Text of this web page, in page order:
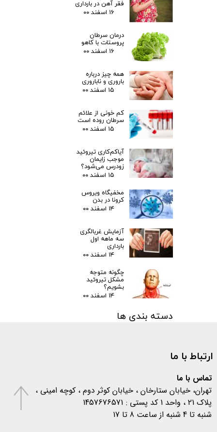
فقر آهن در بارداری
۱۶ اسفند ۰۰
درمان سرطان
پروستات با کاهو
۱۶ اسفند ۰۰
همه چیز درباره
باروری و ناباروری
۱۵ اسفند ۰۰
کم خونی از علائم
سرطان روده است
۱۵ اسفند ۰۰
آیاکم‌کاری تیروئید
موجب زایمان
زودرس می‌شود؟
۱۵ اسفند ۰۰
مخفیگاه ویروس
کرونا در بدن
۱۴ اسفند ۰۰
آزمایش غربالگری
سه ماهه اول
بارداری
۱۴ اسفند ۰۰
چگونه متوجه
مشکل تیروئید
بشویم؟
۱۴ اسفند ۰۰
دسته بندی ها
اخبار آزمایشگاهی
متفرقهارتباط با ما
تماس با ما
تهران، خیابان ستارخان ، خیابان کوثر دوم ، کوچه امینی ،
پلاک 21 ، واحد 1 کد پستی : 1457676571
شنبه تا 4 شنبه از ساعت 8 تا 17